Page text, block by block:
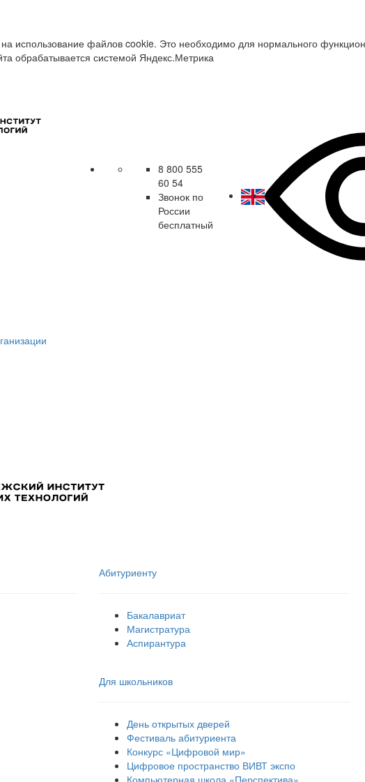
использование файлов cookie. Это необходимо для нормального
обрабатывается системой Яндекс.Метрика
8 800 555
60 54
Звонок по
России
бесплатный
Абитуриенту
Бакалавриат
Магистратура
Аспирантура
Для школьников
День открытых дверей
Фестиваль абитуриента
Конкурс «Цифровой мир»
Цифровое пространство ВИВТ экспо
Компьютерная школа «Перспектива»